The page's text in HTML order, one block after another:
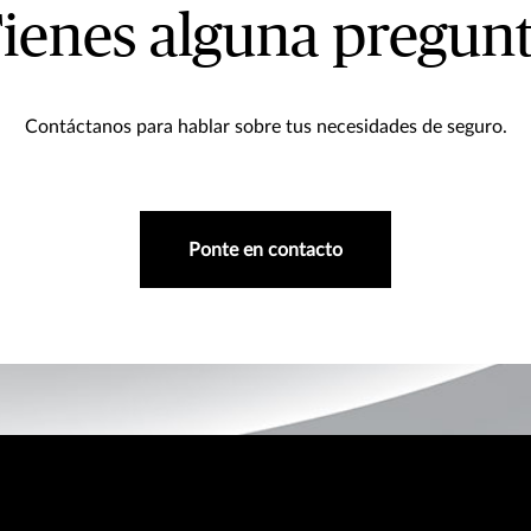
alguna
Contáctanos para hablar sobre tus necesidades de seguro.
Ponte en contacto